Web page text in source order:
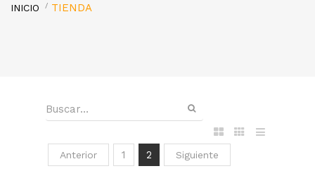
INICIO TIENDA
Anterior 1 2 Siguiente